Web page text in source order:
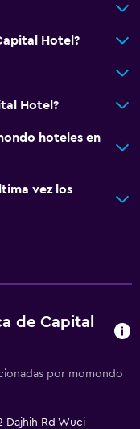
Hotel?
Hotel?
hoteles en
vez los
de Capital
por momondo
Dajhih Rd Wuci